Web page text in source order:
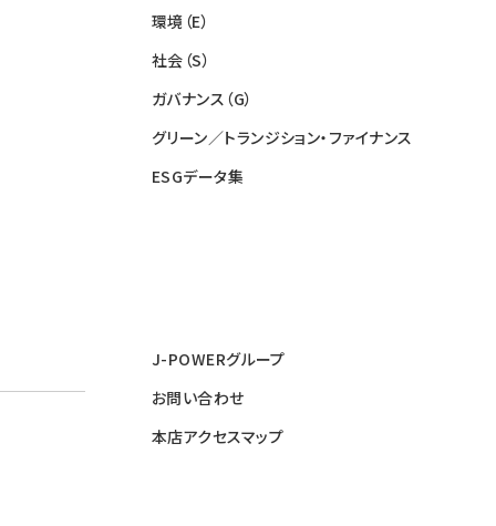
環境（E）
社会（S）
ガバナンス（G）
グリーン／トランジション・ファイナンス
ESGデータ集
J-POWERグループ
お問い合わせ
本店アクセスマップ